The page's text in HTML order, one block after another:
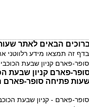
הבאים לאתר
בדף זה תמצאו מידע רלווטני
סופר-פארם קניון שבעת
פארם קניון שבעת
פתיחה סופר-פארם
סופר-פארם - קניון שבעת